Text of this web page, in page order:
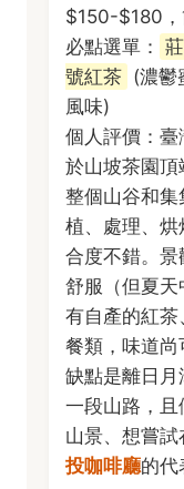
$150-$180
必點選單：
號紅茶 (濃鬱
風味)
個人評價：
於山坡茶園
整個山谷和
植、處理、
合度不錯。
舒服（但夏
有自產的紅
餐類，味道尚
缺點是離日
一段山路，且
山景、想嘗
投咖啡廳的代